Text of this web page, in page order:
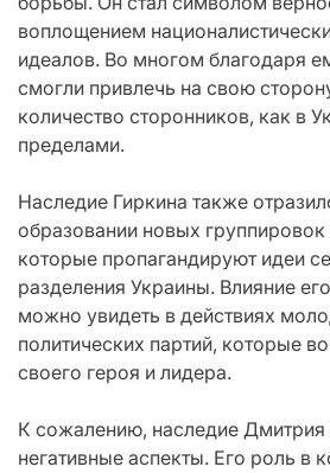
воплощением
идеалов. Во многом благодаря
смогли привлечь на свою
количество сторонников, как в
пределами.
Наследие Гиркина также
образовании новых группировок
которые пропагандируют идеи
разделения Украины. Влияние
можно увидеть в действиях
политических партий, которые
своего героя и лидера.
К сожалению, наследие Дмитрия
негативные аспекты. Его роль в